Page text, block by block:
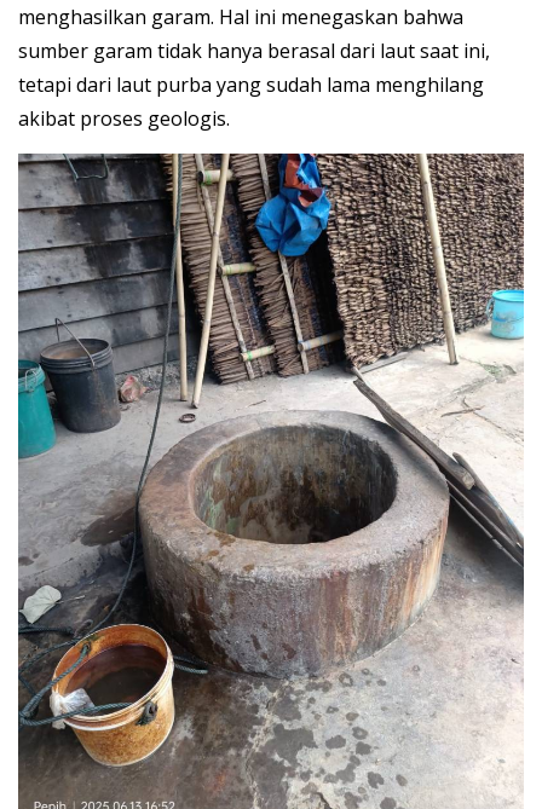
menghasilkan garam. Hal ini menegaskan bahwa
sumber garam tidak hanya berasal dari laut saat ini,
tetapi dari laut purba yang sudah lama menghilang
akibat proses geologis.